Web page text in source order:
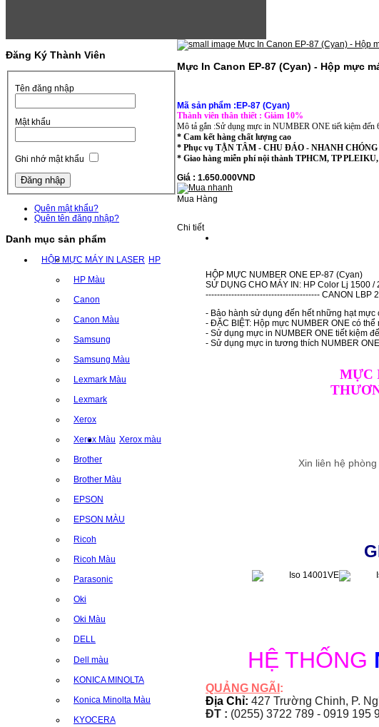
Đăng Ký Thành Viên
Tên đăng nhập
Mật khẩu
Ghi nhớ mật khẩu
Quên mật khẩu?
Quên tên đăng nhập?
Danh mục sản phẩm
HỘP MỰC MÁY IN LASER HP
HP Màu
Canon
Canon Màu
Samsung
Samsung Màu
Lexmark Màu
Lexmark
Xerox
Xerox Màu Xerox màu
Brother
Brother Màu
EPSON
EPSON MÀU
Ricoh
Ricoh Màu
Parasonic
Oki
Oki Màu
DELL
Dell màu
KONICA MINOLTA
Konica Minolta Màu
KYOCERA
Mực In Canon EP-87 (Cyan) - Hộp mực
Mã sản phẩm :EP-87 (Cyan)
Thành viên thân thiết : Giảm 10%
Mô tả gắn :Sử dụng mực in NUMBER ONE tiết kiệm đến
* Cam kết hàng chất lượng cao
* Phục vụ TẬN TÂM - CHU ĐÁO - NHANH CHÓNG
* Giao hàng miễn phí nội thành TPHCM, TP
Giá : 1.650.000VND
Mua Hàng
Chi tiết
HỘP MỰC NUMBER ONE EP-87 (Cyan)
SỬ DỤNG CHO MÁY IN: HP Color Lj 1500 /
---------------------------------------- CANON LBP
- Bảo hành sử dụng đến hết những hạt mực
- ĐẶC BIỆT: Hộp mực NUMBER ONE có
- Sử dụng mực in NUMBER ONE tiết kiệm
- Sử dụng mực in tương thích NUMBER
MỰC
Xin liên hệ
HỆ THỐNG
QUẢNG NGÃI :
Địa Chỉ: 427 Trường Chinh, P.
ĐT : (0255) 3722 789 - 0919 195